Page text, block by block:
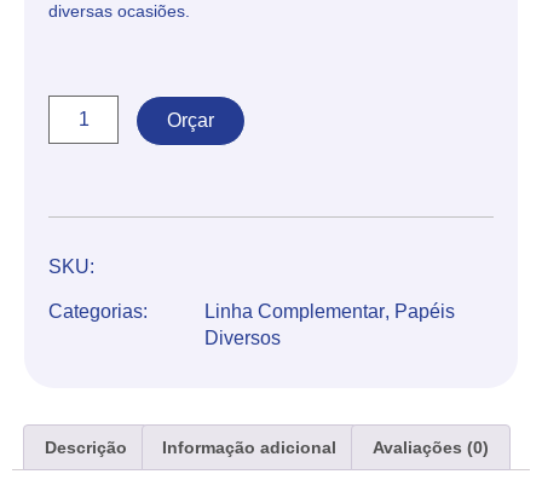
diversas ocasiões.
Orçar
SKU:
Categorias: Linha Complementar, Papéis
Diversos
Descrição Informação adicional Avaliações (0)